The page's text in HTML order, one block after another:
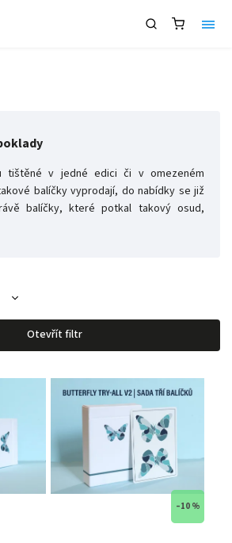
tištěné v jedné edici či v omezeném
balíčky vyprodají, do nabídky se již
balíčky, které potkal takový osud,
Otevřít filtr
–10 %